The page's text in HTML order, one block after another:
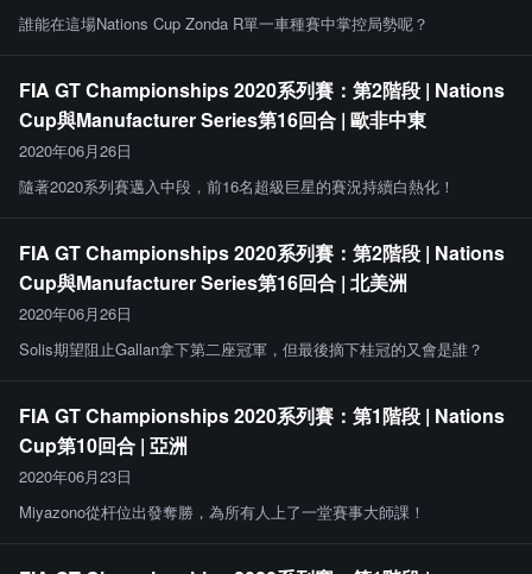
誰能在這場Nations Cup Zonda R單一車種賽中掌控局勢呢？
FIA GT Championships 2020系列賽：第2階段 | Nations
Cup與Manufacturer Series第16回合 | 歐非中東
2020年06月26日
隨著2020系列賽邁入中段，前16名超級巨星的賽況持續白熱化！
FIA GT Championships 2020系列賽：第2階段 | Nations
Cup與Manufacturer Series第16回合 | 北美洲
2020年06月26日
Solis期望阻止Gallan拿下第二座冠軍，但最後摘下桂冠的又會是誰？
FIA GT Championships 2020系列賽：第1階段 | Nations
Cup第10回合 | 亞洲
2020年06月23日
Miyazono從杆位出發奪勝，為所有人上了一堂賽事大師課！